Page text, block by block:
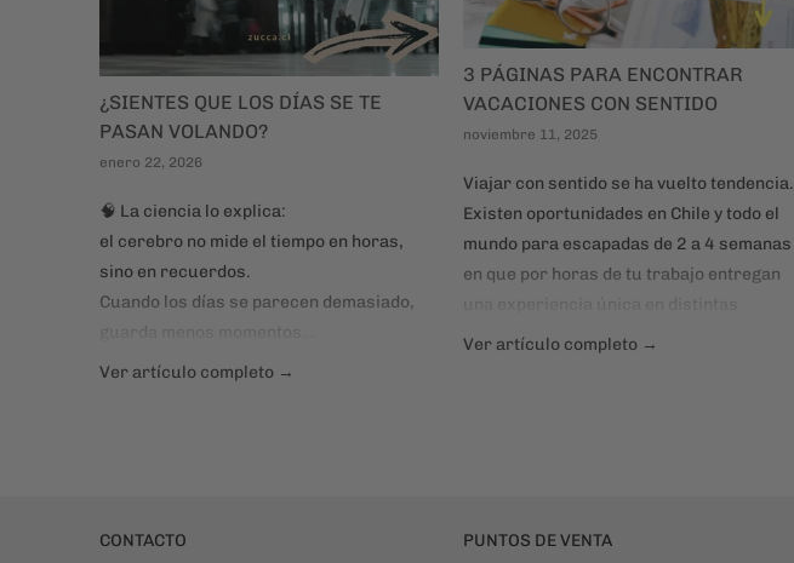
¿SIENTES QUE LOS DÍAS SE TE
PASAN VOLANDO?
enero 22, 2026
🧠 La ciencia lo explica:
el cerebro no mide el tiempo en horas,
sino en recuerdos.
Cuando los días se parecen demasiado,
y al mirar atrás, sentimos que todo pasó
Ver artículo completo →
3 PÁGINAS PARA ENCONTRAR
VACACIONES CON SENTIDO
noviembre 11, 2025
Viajar con sentido se ha vuelto tendencia.
Existen oportunidades en Chile y todo el
mundo para escapadas de 2 a 4 semanas
en que por horas de tu trabajo entregan
labores, a cambio de alojamiento y en la
Ver artículo completo →
CONTACTO PUNTOS DE VENTA